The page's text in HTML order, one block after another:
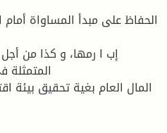
الحفاظ على مبدأ المساواة
إب ا رمها، و كذا من
المتمثلة
المال العام بغیة تحقیق بیئة